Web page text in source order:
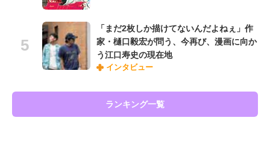
「まだ2枚しか描けてないんだよねぇ」作
家・樋口毅宏が問う、今再び、漫画に向か
う江口寿史の現在地
インタビュー
ランキング一覧